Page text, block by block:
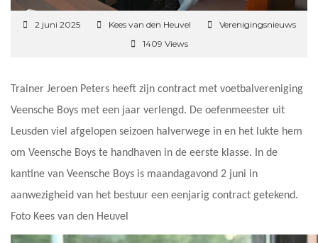
2 juni 2025 Kees van den Heuvel
Verenigingsnieuws
1409 Views
Trainer Jeroen Peters heeft zijn contract met voetbalvereniging
Veensche Boys met een jaar verlengd. De oefenmeester uit
Leusden viel afgelopen seizoen halverwege in en het lukte hem
om Veensche Boys te handhaven in de eerste klasse. In de
kantine van Veensche Boys is maandagavond 2 juni in
aanwezigheid van het bestuur een eenjarig contract getekend.
Foto Kees van den Heuvel